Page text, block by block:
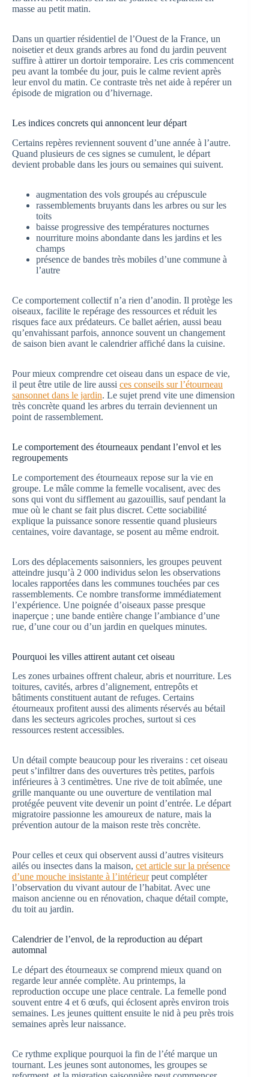
masse au petit matin.
Dans un quartier résidentiel de l’Ouest de la France, un
noisetier et deux grands arbres au fond du jardin peuvent
suffire à attirer un dortoir temporaire. Les cris commencent
peu avant la tombée du jour, puis le calme revient après
leur envol du matin. Ce contraste très net aide à repérer un
épisode de migration ou d’hivernage.
Les indices concrets qui annoncent leur départ
Certains repères reviennent souvent d’une année à l’autre.
Quand plusieurs de ces signes se cumulent, le départ
devient probable dans les jours ou semaines qui suivent.
augmentation des vols groupés au crépuscule
rassemblements bruyants dans les arbres ou sur les
toits
baisse progressive des températures nocturnes
nourriture moins abondante dans les jardins et les
champs
présence de bandes très mobiles d’une commune à
l’autre
Ce comportement collectif n’a rien d’anodin. Il protège les
oiseaux, facilite le repérage des ressources et réduit les
risques face aux prédateurs. Ce ballet aérien, aussi beau
qu’envahissant parfois, annonce souvent un changement
de saison bien avant le calendrier affiché dans la cuisine.
Pour mieux comprendre cet oiseau dans un espace de vie,
il peut être utile de lire aussi ces conseils sur l’étourneau
sansonnet dans le jardin. Le sujet prend vite une dimension
très concrète quand les arbres du terrain deviennent un
point de rassemblement.
Le comportement des étourneaux pendant l’envol et les
regroupements
Le comportement des étourneaux repose sur la vie en
groupe. Le mâle comme la femelle vocalisent, avec des
sons qui vont du sifflement au gazouillis, sauf pendant la
mue où le chant se fait plus discret. Cette sociabilité
explique la puissance sonore ressentie quand plusieurs
centaines, voire davantage, se posent au même endroit.
Lors des déplacements saisonniers, les groupes peuvent
atteindre jusqu’à 2 000 individus selon les observations
locales rapportées dans les communes touchées par ces
rassemblements. Ce nombre transforme immédiatement
l’expérience. Une poignée d’oiseaux passe presque
inaperçue ; une bande entière change l’ambiance d’une
rue, d’une cour ou d’un jardin en quelques minutes.
Pourquoi les villes attirent autant cet oiseau
Les zones urbaines offrent chaleur, abris et nourriture. Les
toitures, cavités, arbres d’alignement, entrepôts et
bâtiments constituent autant de refuges. Certains
étourneaux profitent aussi des aliments réservés au bétail
dans les secteurs agricoles proches, surtout si ces
ressources restent accessibles.
Un détail compte beaucoup pour les riverains : cet oiseau
peut s’infiltrer dans des ouvertures très petites, parfois
inférieures à 3 centimètres. Une rive de toit abîmée, une
grille manquante ou une ouverture de ventilation mal
protégée peuvent vite devenir un point d’entrée. Le départ
migratoire passionne les amoureux de nature, mais la
prévention autour de la maison reste très concrète.
Pour celles et ceux qui observent aussi d’autres visiteurs
ailés ou insectes dans la maison, cet article sur la présence
d’une mouche insistante à l’intérieurpeut compléter
l’observation du vivant autour de l’habitat. Avec une
maison ancienne ou en rénovation, chaque détail compte,
du toit au jardin.
Calendrier de l’envol, de la reproduction au départ
automnal
Le départ des étourneaux se comprend mieux quand on
regarde leur année complète. Au printemps, la
reproduction occupe une place centrale. La femelle pond
souvent entre 4 et 6 œufs, qui éclosent après environ trois
semaines. Les jeunes quittent ensuite le nid à peu près trois
semaines après leur naissance.
Ce rythme explique pourquoi la fin de l’été marque un
tournant. Les jeunes sont autonomes, les groupes se